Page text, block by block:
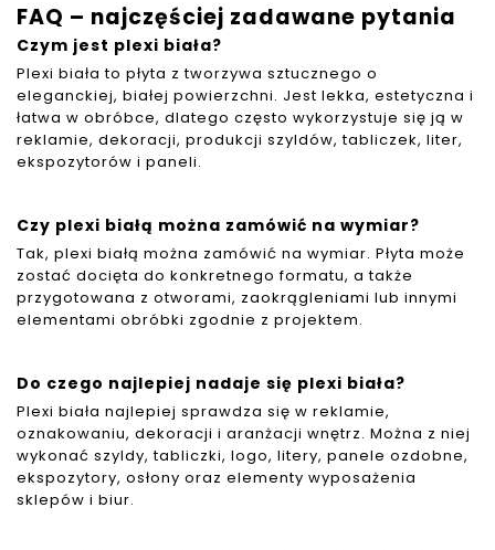
FAQ – najczęściej zadawane pytania
Czym jest plexi biała?
Plexi biała to płyta z tworzywa sztucznego o
eleganckiej, białej powierzchni. Jest lekka, estetyczna i
łatwa w obróbce, dlatego często wykorzystuje się ją w
reklamie, dekoracji, produkcji szyldów, tabliczek, liter,
ekspozytorów i paneli.
Czy plexi białą można zamówić na wymiar?
Tak, plexi białą można zamówić na wymiar. Płyta może
zostać docięta do konkretnego formatu, a także
przygotowana z otworami, zaokrągleniami lub innymi
elementami obróbki zgodnie z projektem.
Do czego najlepiej nadaje się plexi biała?
Plexi biała najlepiej sprawdza się w reklamie,
oznakowaniu, dekoracji i aranżacji wnętrz. Można z niej
wykonać szyldy, tabliczki, logo, litery, panele ozdobne,
ekspozytory, osłony oraz elementy wyposażenia
sklepów i biur.